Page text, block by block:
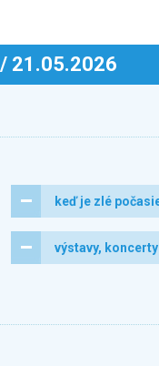
21.05.2026
keď je zlé
výstavy, koncerty